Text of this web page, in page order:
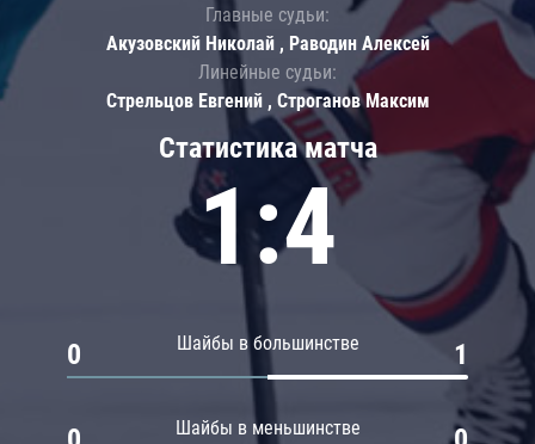
Статистика матча
1:4
Шайбы в большинстве
0 1
Шайбы в меньшинстве
Главные судьи:
Акузовский Николай , Раводин Алексей
Линейные судьи:
Стрельцов Евгений , Строганов Максим